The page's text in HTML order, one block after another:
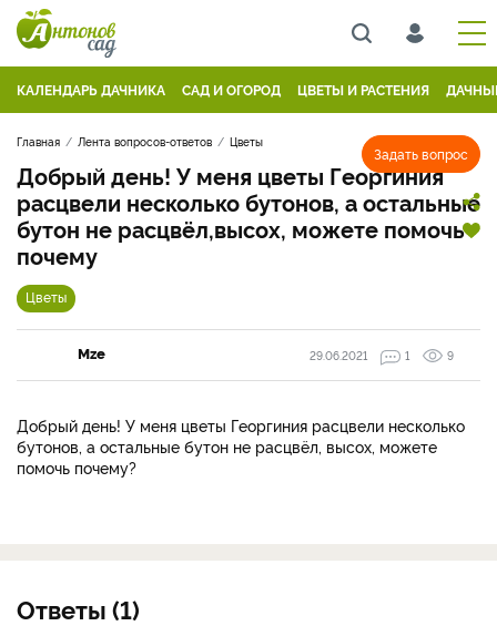
КАЛЕНДАРЬ ДАЧНИКА САД И ОГОРОД ЦВЕТЫ И РАСТЕНИЯ
Задать вопрос
Главная Лента вопросов-ответов Цветы
Добрый день! У меня цветы Георгиния
расцвели несколько бутонов, а остальные
бутон не расцвёл,высох, можете помочь
почему
Цветы
Mze 29.06.2021 1 9
Добрый день! У меня цветы Георгиния расцвели несколько
бутонов, а остальные бутон не расцвёл, высох, можете
помочь почему?
Ответы (1)